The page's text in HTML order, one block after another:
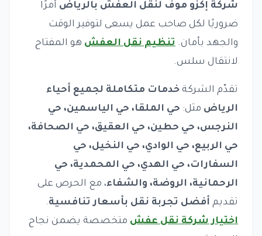
شركة إكزو موف لنقل العفش بالرياض أمرًا
ضروريًا لكل صاحب عمل يسعى لتوفير الوقت
والجهد بأمان. تنظيم نقل العفش هو المفتاح
لانتقال سلس.
تقدّم الشركة خدمات متكاملة لجميع أحياء
الرياض مثل: حي الملقا، حي الياسمين، حي
النرجس، حي حطين، حي العقيق، حي الصحافة،
حي الربيع، حي الوادي، حي النخيل، حي
السفارات، حي الهدي، حي المحمدية، حي
الرحمانية، الروضة، والشفاء، مع الحرص على
تقديم أفضل تجربة نقل بأسعار تنافسية.
اختيار شركة نقل عفش متخصصة يضمن نجاح